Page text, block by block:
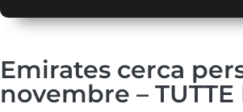
Emirates cerca
novembre – TUTTE